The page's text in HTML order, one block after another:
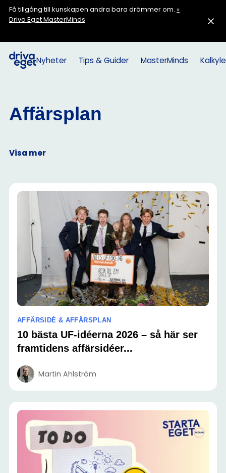
Få tillgång till kunskapen andra bara drömmer om. »
Driva Eget MasterMinds
Nyheter Tips & Guider MasterMinds
Affärsplan
Visa mer
AFFÄRSIDÉ & AFFÄRSPLAN
10 bästa UF-idéerna 2026 – så här ser
framtidens affärsidéer...
Martin Ahlström